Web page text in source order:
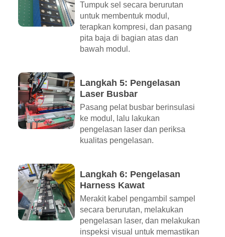
Tumpuk sel secara berurutan
untuk membentuk modul,
terapkan kompresi, dan pasang
pita baja di bagian atas dan
bawah modul.
Langkah 5: Pengelasan
Laser Busbar
Pasang pelat busbar berinsulasi
ke modul, lalu lakukan
pengelasan laser dan periksa
kualitas pengelasan.
Langkah 6: Pengelasan
Harness Kawat
Merakit kabel pengambil sampel
secara berurutan, melakukan
pengelasan laser, dan melakukan
inspeksi visual untuk memastikan